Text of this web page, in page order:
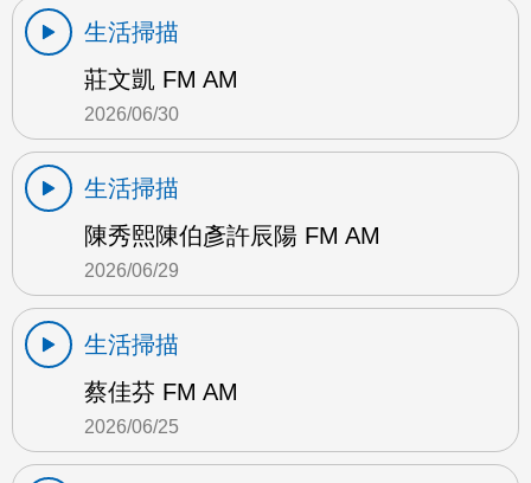
生活掃描
莊文凱 FM AM
2026/06/30
生活掃描
陳秀熙陳伯彥許辰陽 FM AM
2026/06/29
生活掃描
蔡佳芬 FM AM
2026/06/25